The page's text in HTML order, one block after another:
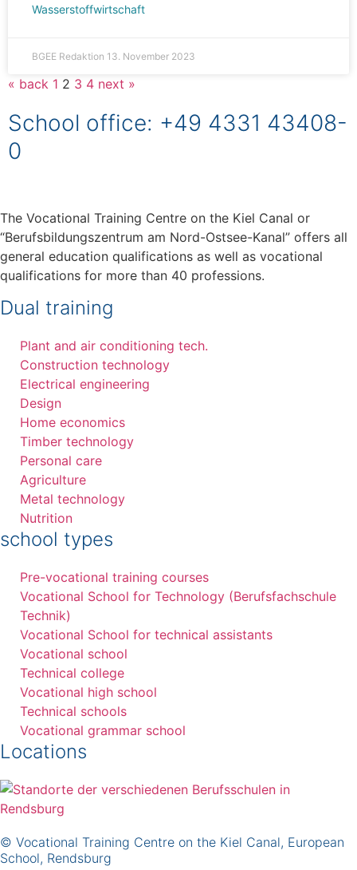
Wasserstoffwirtschaft
BGEE Redaktion 13. November 2023
« back 1 2 3 4 next »
School office: +49 4331 43408-
0
The Vocational Training Centre on the Kiel Canal or
“Berufsbildungszentrum am Nord-Ostsee-Kanal” offers all
general education qualifications as well as vocational
qualifications for more than 40 professions.
Dual training
Plant and air conditioning tech.
Construction technology
Electrical engineering
Design
Home economics
Timber technology
Personal care
Agriculture
Metal technology
Nutrition
school types
Pre-vocational training courses
Vocational School for Technology (Berufsfachschule
Technik)
Vocational School for technical assistants
Vocational school
Technical college
Vocational high school
Technical schools
Vocational grammar school
Locations
© Vocational Training Centre on the Kiel Canal, European
School, Rendsburg